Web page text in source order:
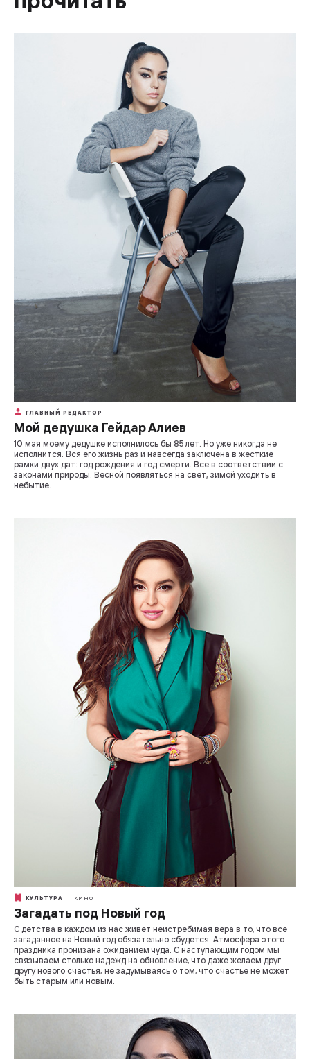
ГЛАВНЫЙ РЕДАКТОР
Мой дедушка Гейдар Алиев
10 мая моему дедушке исполнилось бы 85 лет. Но уже никогда не
исполнится. Вся его жизнь раз и навсегда заключена в жесткие
рамки двух дат: год рождения и год смерти. Все в соответствии с
законами природы. Весной появляться на свет, зимой уходить в
небытие.
КУЛЬТУРА КИНО
Загадать под Новый год
С детства в каждом из нас живет неистребимая вера в то, что все
загаданное на Новый год обязательно сбудется. Атмосфера этого
праздника пронизана ожиданием чуда. С наступающим годом мы
связываем столько надежд на обновление, что даже желаем друг
другу нового счастья, не задумываясь о том, что счастье не может
быть старым или новым.